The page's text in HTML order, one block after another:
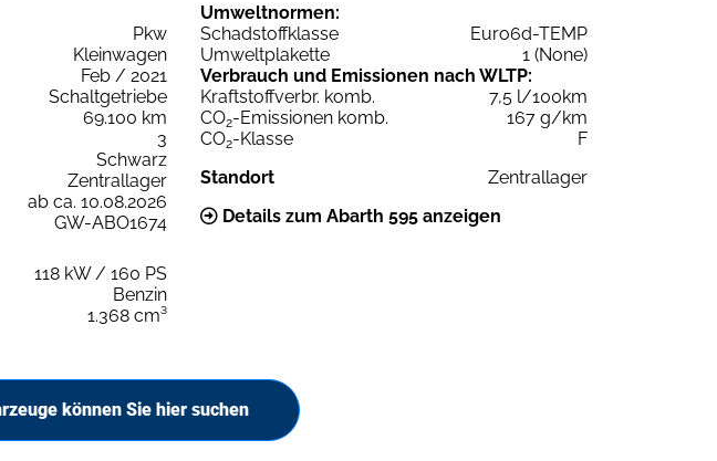
Pkw
Kleinwagen
Feb / 2021
Schaltgetriebe
69.100 km
3
Schwarz
Zentrallager
ab ca. 10.08.2026
GW-ABO1674
118 kW / 160 PS
Benzin
1.368 cm³
Umweltnormen:
Schadstoffklasse
Euro6d-TEMP
Umweltplakette
1 (None)
Verbrauch und Emissionen nach WLTP:
Kraftstoffverbr. komb.
7,5 l/100km
CO2-Emissionen komb.
167 g/km
CO2-Klasse
F
Standort
Zentrallager
Details zum Abarth 595 anzeigen
können Sie hier suchen